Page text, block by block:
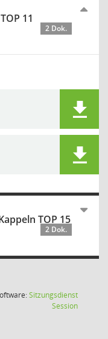
11
2 Dok.
TOP 15
2 Dok.
Sitzungsdienst
Session(Wird in